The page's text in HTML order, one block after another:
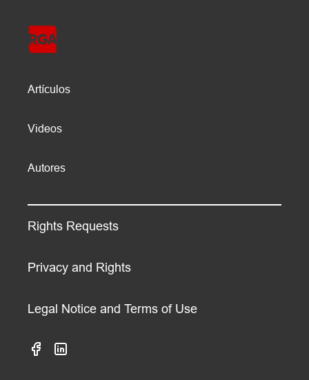
Artículos
Videos
Autores
Rights Requests
Privacy and Rights
Legal Notice and Terms of Use